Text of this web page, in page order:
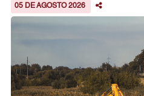
05 DE AGOSTO 2026